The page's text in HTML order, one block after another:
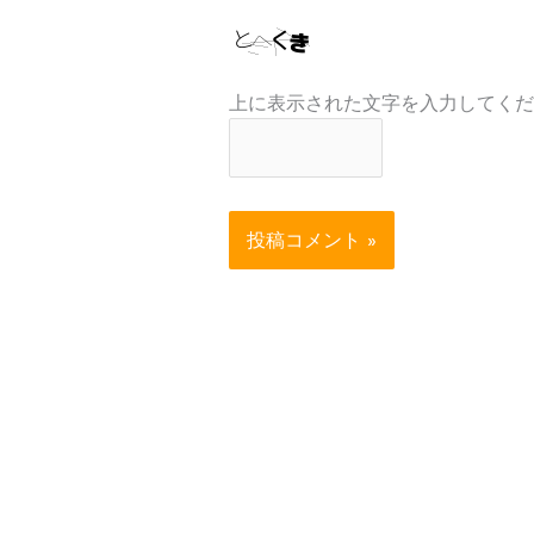
上に表示された文字を入力してく